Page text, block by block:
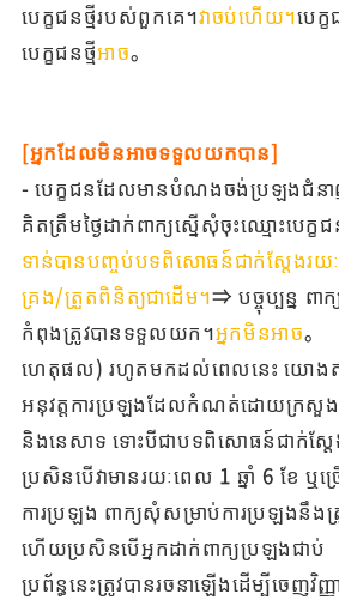
បេក្ខជនថ្មីរបស់ពួកគេ។វាចប់ហើយ។បេក្
បេក្ខជនថ្មីអាច。
[អ្នកដែលមិនអាចទទួលយកបាន]
- បេក្ខជនដែលមានបំណងចង់ប្រឡងជំន
គិតត្រឹមថ្ងៃដាក់ពាក្យស្នើសុំចុះឈ្មោះបេក្ខជ
ទាន់បានបញ្ចប់បទពិសោធន៍ជាក់ស្តែងរយៈព
គ្រង/ត្រួតពិនិត្យជាដើម។⇒ បច្ចុប្បន្ន ពា
កំពុងត្រូវបានទទួលយក។អ្នកមិនអាច。
ហេតុផល) រហូតមកដល់ពេលនេះ យោង
អនុវត្តការប្រឡងដែលកំណត់ដោយក្រសួងក
និងនេសាទ ទោះបីជាបទពិសោធន៍ជាក់ស្ត
ប្រសិនបើវាមានរយៈពេល 1 ឆ្នាំ 6 ខែ ឬច្រ
ការប្រឡង ពាក្យសុំសម្រាប់ការប្រឡងនឹ
ហើយប្រសិនបើអ្នកដាក់ពាក្យប្រឡងជាប់
ប្រព័ន្ធនេះត្រូវបានរចនាឡើងដើម្បីចេញវិ